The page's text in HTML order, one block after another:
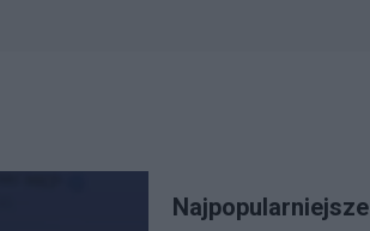
Najpopularniejsze